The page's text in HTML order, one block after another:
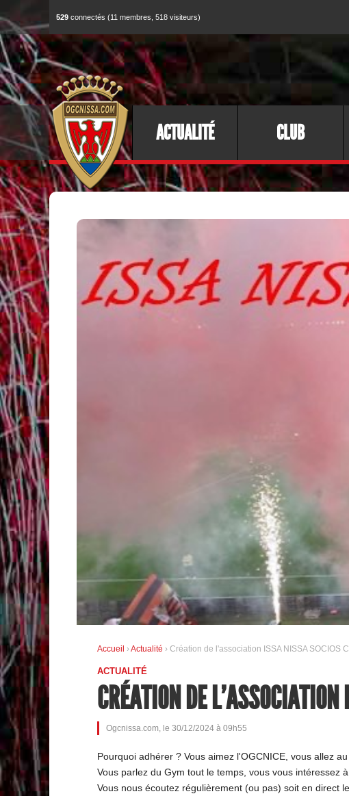
529 connectés (11 membres, 518 visiteurs)
ACTUALITÉ CLUB
Accueil ›Actualité › Création de l'association ISSA NISSA SOCIOS
ACTUALITÉ
CRÉATION DE
Ogcnissa.com, le 30/12/2024 à 09h55
Pourquoi adhérer ? Vous aimez l'OGCNICE, vous allez
Vous parlez du Gym tout le temps, vous vous intéressez
Vous nous écoutez régulièrement (ou pas) soit en direct